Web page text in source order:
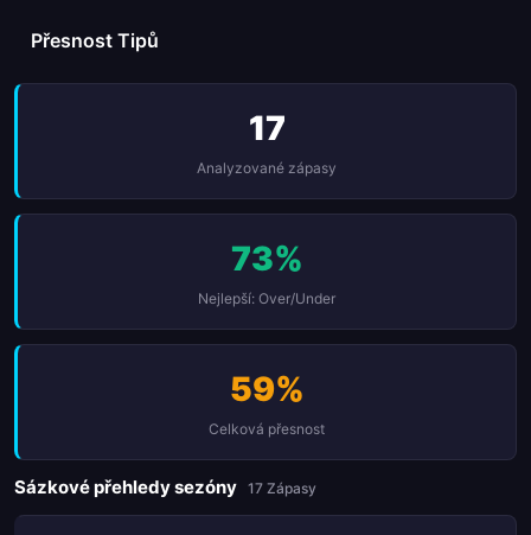
Přesnost Tipů
17
Analyzované zápasy
73%
Nejlepší: Over/Under
59%
Celková přesnost
Sázkové přehledy sezóny 17 Zápasy